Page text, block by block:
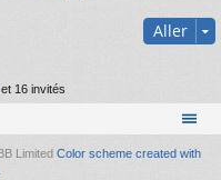
Aller
et 16 invités
Limited Color scheme created with